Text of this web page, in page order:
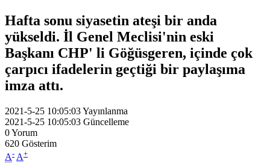
Hafta sonu siyasetin ateşi bir anda
yükseldi. İl Genel Meclisi'nin eski
Başkanı CHP' li Göğüsgeren, içinde çok
çarpıcı ifadelerin geçtiği bir paylaşıma
imza attı.
2021-5-25 10:05:03Yayınlanma
2021-5-25 10:05:03 Güncelleme
0Yorum
620 Gösterim
A- A+